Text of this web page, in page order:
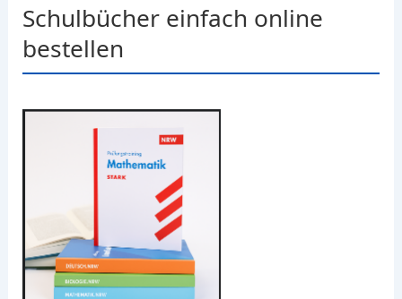
Schulbücher einfach online
bestellen